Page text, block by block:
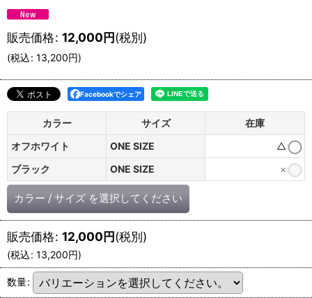
販売価格: 12,000円(税別)
(税込: 13,200円)
Facebookでシェア
カラー サイズ
在庫
オフホワイト
ONE SIZE
△
ブラック
ONE SIZE ×
カラー / サイズ を選択してください
販売価格: 12,000円(税別)
(税込: 13,200円)
数量: